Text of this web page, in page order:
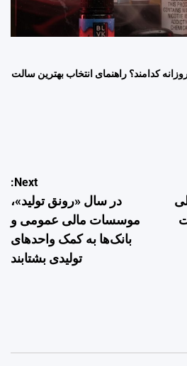
کدامند؟ راهنمای انتخاب بهترین سالت
Next:
در سال «رونق تولید»،
موسسات مالی عمومی و
بانک‌ها به کمک واحدهای
تولیدی بشتابند